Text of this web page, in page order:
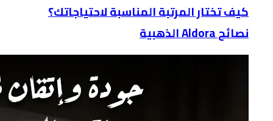
كيف تختار المرتبة المناسبة لاحتياجاتك؟
نصائح Aldora الذهبية